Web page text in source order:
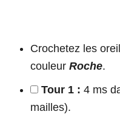
Crochetez les
couleur Roche.
Tour 1 : 4 ms
mailles).